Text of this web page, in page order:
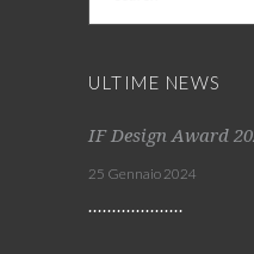
ULTIME NEWS
IF Design Award
25 Gennaio 2024